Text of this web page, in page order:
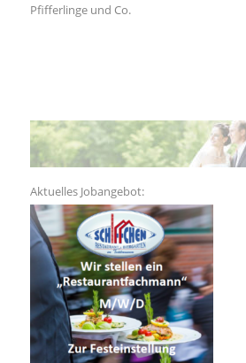
Pfifferlinge und Co.
Aktuelles Jobangebot: